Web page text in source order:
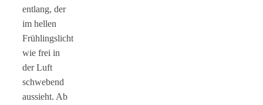
entlang, der
im hellen
Frühlingslicht
wie frei in
der Luft
schwebend
aussieht. Ab